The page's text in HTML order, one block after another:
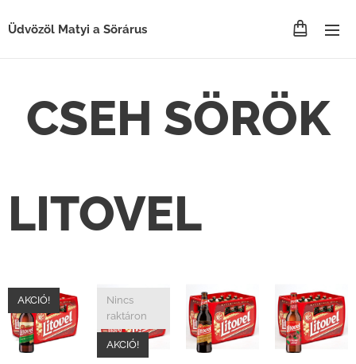
Üdvözöl Matyi a Sörárus
CSEH SÖRÖK
LITOVEL
AKCIÓ!
Nincs
raktáron
AKCIÓ!